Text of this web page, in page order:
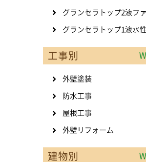
グランセラトップ2液フ
グランセラトップ1液水性
工事別
外壁塗装
防水工事
屋根工事
外壁リフォーム
建物別